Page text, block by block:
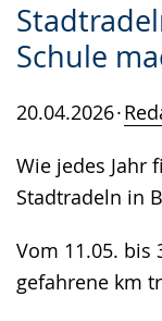
Schule
20.04.2026
Wie jedes Jahr
Stadtradeln in
Vom 11.05. bis
gefahrene km